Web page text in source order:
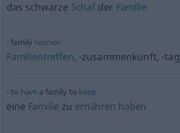
das schwarze Schafder Familie
family reunion
Familientreffen, -zusammenkunft, -tag
to have a family to keep
eine Familie zu ernähren haben